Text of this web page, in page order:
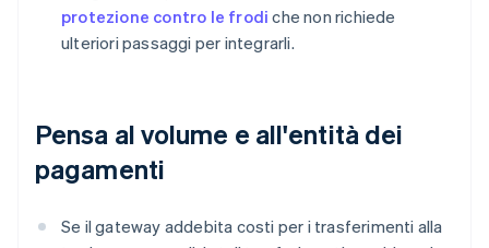
protezione contro le frodi che non richiede
ulteriori passaggi per integrarli.
Pensa al volume e all'entità dei
pagamenti
Se il gateway addebita costi per i trasferimenti alla